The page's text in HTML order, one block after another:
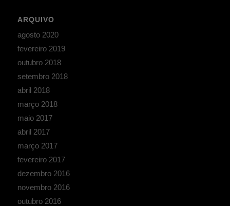
ARQUIVO
agosto 2020
fevereiro 2019
outubro 2018
setembro 2018
abril 2018
março 2018
maio 2017
abril 2017
março 2017
fevereiro 2017
dezembro 2016
novembro 2016
outubro 2016